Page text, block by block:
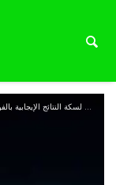
إتحاد العاصمة يترجم عودته لسكة